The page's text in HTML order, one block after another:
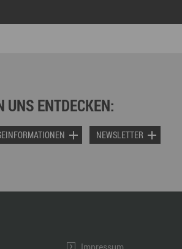
UNS ENTDECKEN:
NEWSLETTER